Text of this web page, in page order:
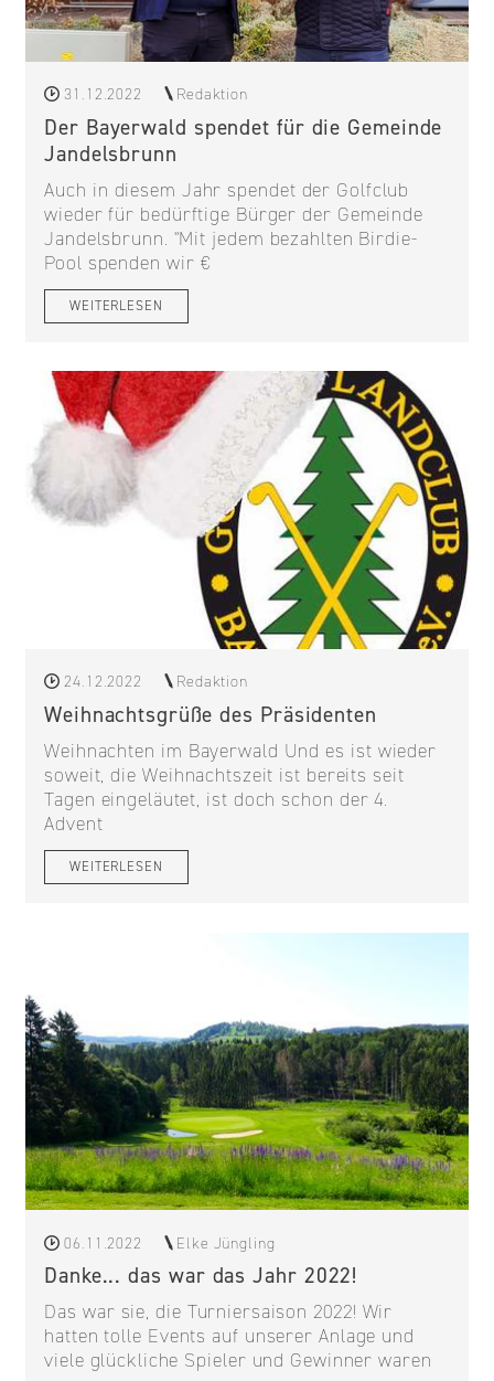
31.12.2022 Redaktion
Der Bayerwald spendet für die Gemeinde
Jandelsbrunn
Auch in diesem Jahr spendet der Golfclub
wieder für bedürftige Bürger der Gemeinde
Jandelsbrunn. "Mit jedem bezahlten Birdie-
Pool spenden wir €
WEITERLESEN
24.12.2022 Redaktion
Weihnachtsgrüße des Präsidenten
Weihnachten im Bayerwald Und es ist wieder
soweit, die Weihnachtszeit ist bereits seit
Tagen eingeläutet, ist doch schon der 4.
Advent
WEITERLESEN
06.11.2022 Elke Jüngling
Danke... das war das Jahr 2022!
Das war sie, die Turniersaison 2022! Wir
hatten tolle Events auf unserer Anlage und
viele glückliche Spieler und Gewinner waren